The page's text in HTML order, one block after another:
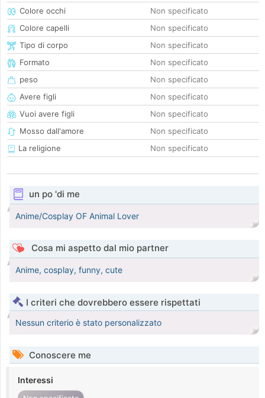
Colore occhi
Non specificato
Colore capelli
Non specificato
Tipo di corpo
Non specificato
Formato
Non specificato
peso
Non specificato
Avere figli
Non specificato
Vuoi avere figli
Non specificato
Mosso dall'amore
Non specificato
La religione
Non specificato
un po 'di me
Anime/Cosplay OF Animal Lover
Cosa mi aspetto dal mio partner
Anime, cosplay, funny, cute
I criteri che dovrebbero essere rispettati
Nessun criterio è stato personalizzato
Conoscere me
Interessi